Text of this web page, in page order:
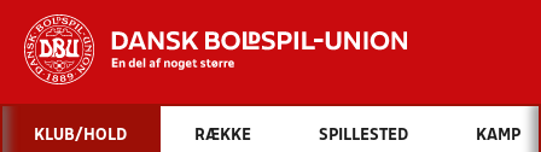
Hvad vil du søge efter?
KLUB/HOLD RÆKKE SPILLESTED KAMP